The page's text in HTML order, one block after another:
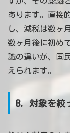
あります。直接
し、減税は数ヶ
数ヶ月後に初め
識の違いが、国
えられます。
B. 対象を絞